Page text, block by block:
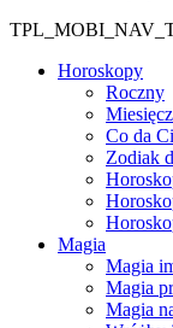
Horoskopy
Roczny
Co da
Zodiak
Magia
Magia
Magia
Magia